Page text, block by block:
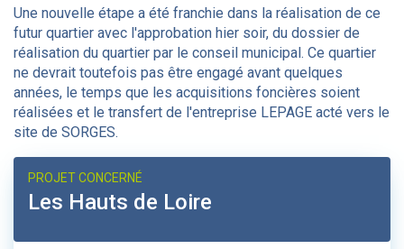
Une nouvelle étape a été franchie dans la réalisation de ce
futur quartier avec l'approbation hier soir, du dossier de
réalisation du quartier par le conseil municipal. Ce quartier
ne devrait toutefois pas être engagé avant quelques
années, le temps que les acquisitions foncières soient
réalisées et le transfert de l'entreprise LEPAGE acté vers le
site de SORGES.
PROJET CONCERNÉ
Les Hauts de Loire